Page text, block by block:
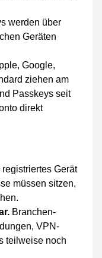
werden über
Geräten
Google,
ziehen am
Passkeys seit
direkt
Gerät
müssen sitzen,
Branchen-
VPN-
teilweise noch